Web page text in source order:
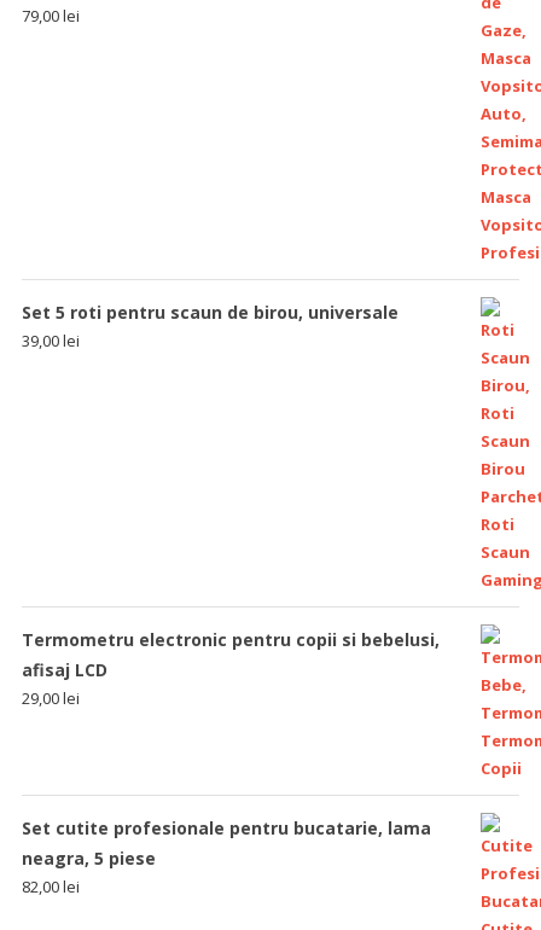
79,00lei
Set 5 roti pentru scaun de birou, universale
39,00lei
Termometru electronic pentru copii si bebelusi,
afisaj LCD
29,00lei
Set cutite profesionale pentru bucatarie, lama
neagra, 5 piese
82,00lei